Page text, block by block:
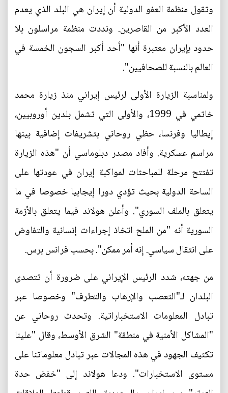
وتقول منظمة العفو الدولية أن إيران هي البلد الذي يعدم
العدد الأكبر من القاصرين. ونددت منظمة مراسلون بلا
حدود بإيران معتبرة أنها "أحد أكبر السجون الخمسة في
العالم بالنسبة للصحافيين".
ولمناسبة الزيارة الأولى لرئيس إيراني منذ زيارة محمد
خاتمي في 1999، والأولى التي تشمل بلدين أوروبيين،
إيطاليا وفرنسا، حظي روحاني بتشريفات إضافية بينها
مراسم عسكرية. وأفاد مصدر دبلوماسي أن "هذه الزيارة
تفتتح مرحلة للمباحثات لمواكبة إيران في عودتها على
الساحة الدولية بحيث تؤدي دورا إيجابيا خصوصا في ما
يتعلق بالملف السوري". وأعلن هولاند فيما يتعلق بالأزمة
السورية أنه "من الملح اتخاذ إجراءات إنسانية والتفاوض
على انتقال سياسي. إنه أمر ممكن". بحسب فرانس برس.
من جهته، شدد الرئيس الإيراني على ضرورة أن تتصدى
البلدان لـ"التعصب والإرهاب والتطرف" وخصوصا عبر
تبادل المعلومات الاستخباراتية. وتحدث روحاني عن
"المشاكل الأمنية في منطقة" الشرق الأوسط، وقال "علينا
تكثيف الجهود في هذه المجالات عبر تبادل معلوماتنا على
مستوى الاستخبارات". ودعا هولاند إلى "خفض حدة